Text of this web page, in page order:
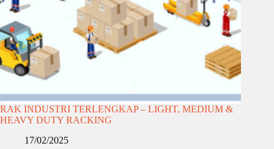
RAK INDUSTRI TERLENGKAP – LIGHT, MEDIUM &
HEAVY DUTY RACKING
17/02/2025